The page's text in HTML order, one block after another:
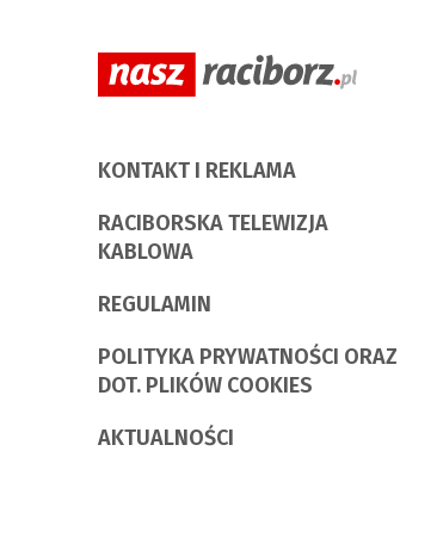
KONTAKT I REKLAMA
RACIBORSKA TELEWIZJA
KABLOWA
REGULAMIN
POLITYKA PRYWATNOŚCI ORAZ
DOT. PLIKÓW COOKIES
AKTUALNOŚCI